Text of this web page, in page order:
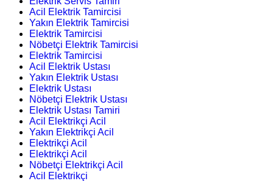
Acil Elektrik Tamircisi
Yakın Elektrik Tamircisi
Elektrik Tamircisi
Nöbetçi Elektrik Tamircisi
Elektrik Tamircisi
Acil Elektrik Ustası
Yakın Elektrik Ustası
Elektrik Ustası
Nöbetçi Elektrik Ustası
Elektrik Ustası Tamiri
Acil Elektrikçi Acil
Yakın Elektrikçi Acil
Elektrikçi Acil
Elektrikçi Acil
Nöbetçi Elektrikçi Acil
Acil Elektrikçi